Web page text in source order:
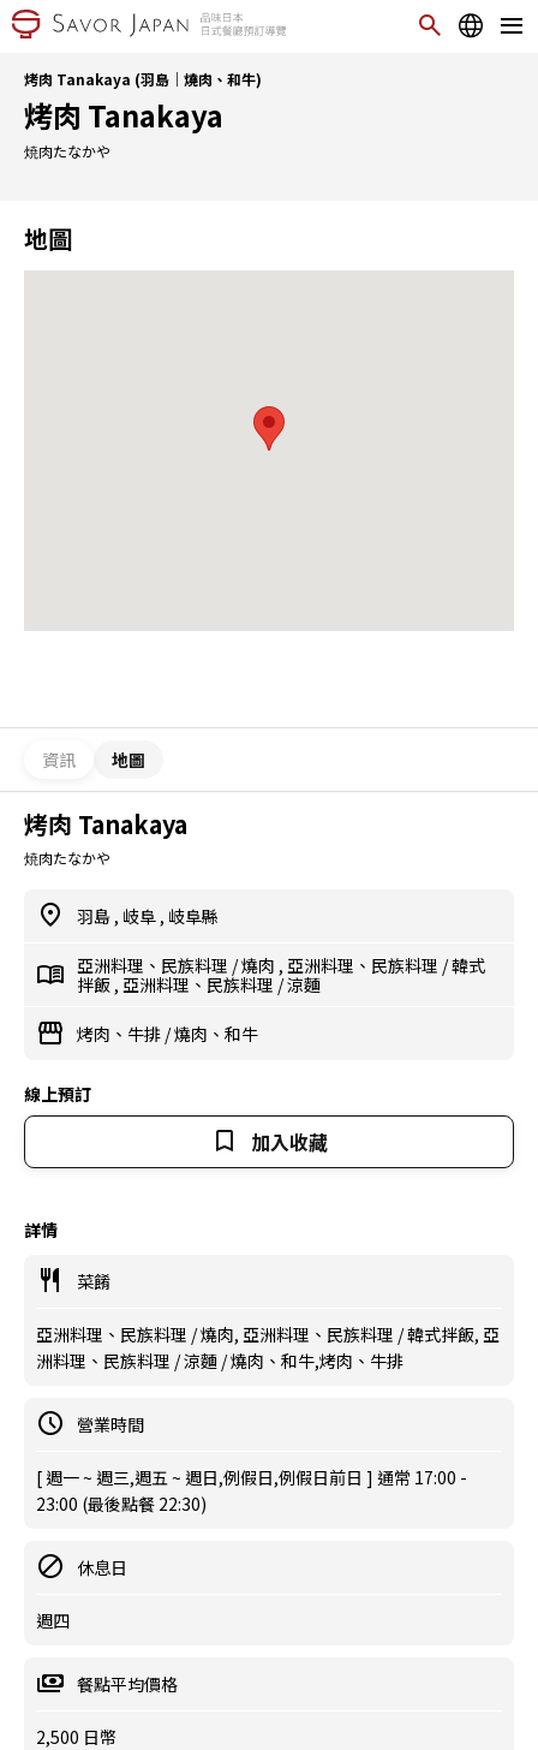
烤肉 Tanakaya (羽島｜燒肉、和牛)
烤肉 Tanakaya
焼肉たなかや
地圖
資訊 地圖
烤肉 Tanakaya
焼肉たなかや
羽島 , 岐阜 , 岐阜縣
亞洲料理、民族料理 /燒肉 , 亞洲料理、民族料理 /韓式
拌飯 , 亞洲料理、民族料理 /涼麵
烤肉、牛排 /燒肉、和牛
線上預訂
加入收藏
詳情
菜餚
亞洲料理、民族料理 / 燒肉, 亞洲料理、民族料理 / 韓式拌飯, 亞
洲料理、民族料理 / 涼麵 / 燒肉、和牛,烤肉、牛排
營業時間
[ 週一 ~ 週三,週五 ~ 週日,例假日,例假日前日 ] 通常 17:00 -
23:00 (最後點餐 22:30)
休息日
週四
餐點平均價格
2,500 日幣